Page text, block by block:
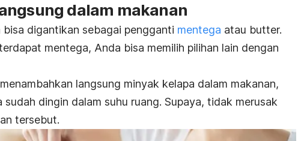
dalam makanan
digantikan sebagai pengganti mentega atau butter.
mentega, Anda bisa memilih pilihan lain dengan
langsung minyak kelapa dalam makanan,
dingin dalam suhu ruang. Supaya, tidak merusak
tersebut.